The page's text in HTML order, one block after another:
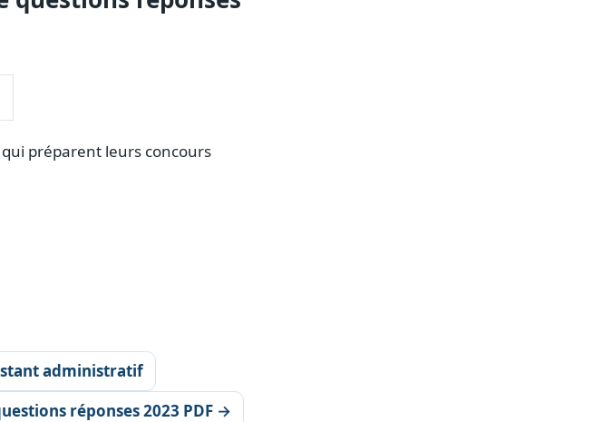
préparent leurs concours
administratif
réponses 2023 PDF →